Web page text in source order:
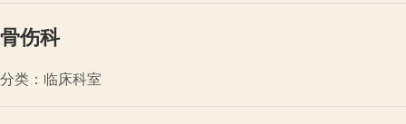
骨伤科
分类：临床科室